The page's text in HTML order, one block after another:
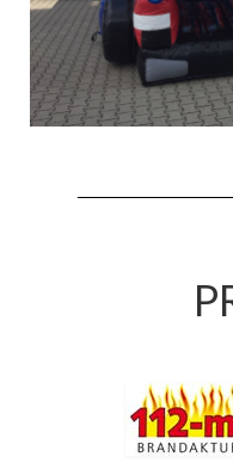
Drehleiter
GDekonP-